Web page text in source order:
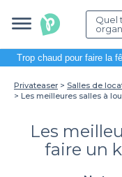
Quel
Trop chaud pour faire la
Privateaser Salles de
Les meilleures salles à
Les
faire un